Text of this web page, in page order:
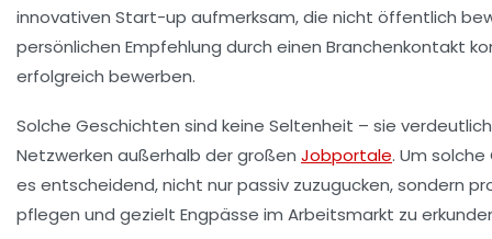
innovativen Start-up aufmerksam, die nicht öffentlich
persönlichen Empfehlung durch einen Branchenkontakt
erfolgreich bewerben.
Solche Geschichten sind keine Seltenheit – sie
Netzwerken außerhalb der großen Jobportale. Um
es entscheidend, nicht nur passiv zuzugucken, sondern
pflegen und gezielt Engpässe im Arbeitsmarkt zu